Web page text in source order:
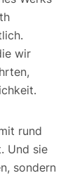
wir
rund
Und sie
sondern